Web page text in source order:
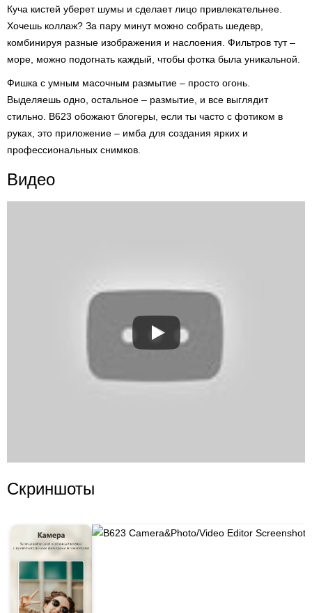
Куча кистей уберет шумы и сделает лицо привлекательнее.
Хочешь коллаж? За пару минут можно собрать шедевр,
комбинируя разные изображения и наслоения. Фильтров тут –
море, можно подогнать каждый, чтобы фотка была уникальной.
Фишка с умным масочным размытие – просто огонь.
Выделяешь одно, остальное – размытие, и все выглядит
стильно. B623 обожают блогеры, если ты часто с фотиком в
руках, это приложение – имба для создания ярких и
профессиональных снимков.
Видео
Скриншоты